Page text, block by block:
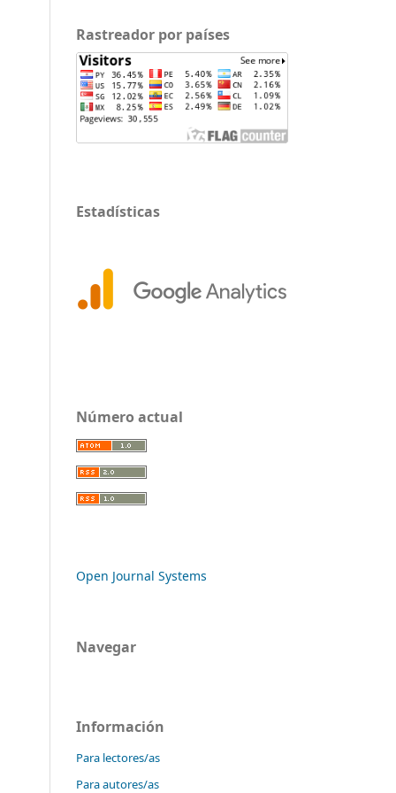
Rastreador por países
Estadísticas
Número actual
Open Journal Systems
Navegar
Información
Para lectores/as
Para autores/as